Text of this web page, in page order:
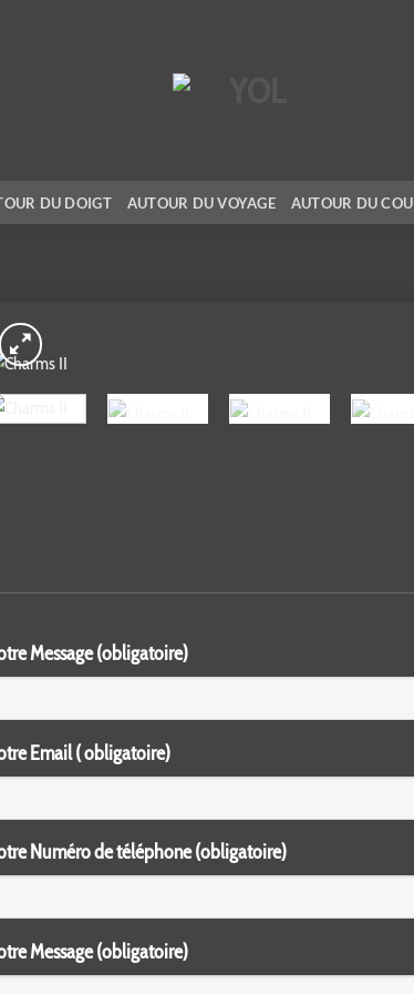
DU DOIGT AUTOUR DU VOYAGE AUTOUR DU COU
Message (obligatoire)
Email ( obligatoire)
Numéro de téléphone (obligatoire)
Message (obligatoire)